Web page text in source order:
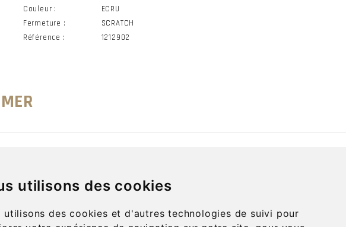
utilisons des cookies
utilisons des cookies et d'autres technologies de suivi pour
Couleur :
ECRU
Fermeture :
SCRATCH
Référence :
1212902